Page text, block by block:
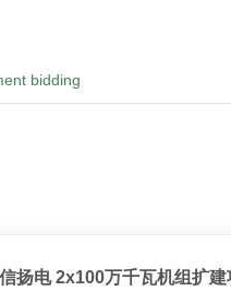
bidding
扬电 2x100万千瓦机组扩